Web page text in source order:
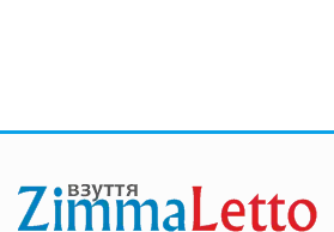
можна
сторінці